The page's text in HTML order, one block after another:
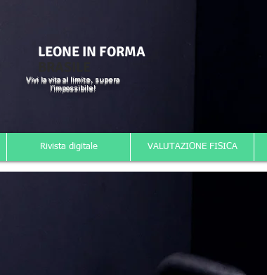
LEONE IN FORMA
Vivi la vita al limite, supera
l'impossibile!
Rivista digitale VALUTAZIONE FISICA